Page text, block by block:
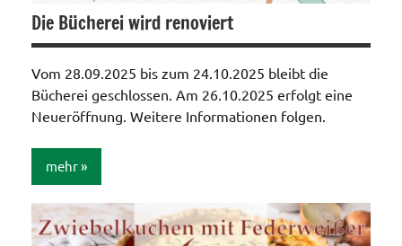
Die Bücherei wird renoviert
Vom 28.09.2025 bis zum 24.10.2025 bleibt die
Bücherei geschlossen. Am 26.10.2025 erfolgt eine
Neueröffnung. Weitere Informationen folgen.
mehr
Aktionen /
Veränderungen /